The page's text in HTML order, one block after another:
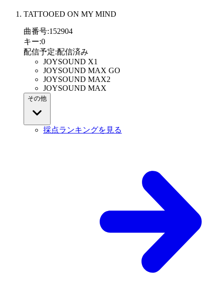
TATTOOED ON MY MIND
曲番号:152904
キー:0
配信予定:配信済み
JOYSOUND X1
JOYSOUND MAX GO
JOYSOUND MAX2
JOYSOUND MAX
その他
採点ランキングを見る